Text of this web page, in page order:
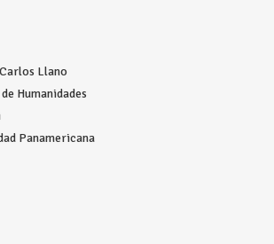
Llano
Humanidades
Panamericana